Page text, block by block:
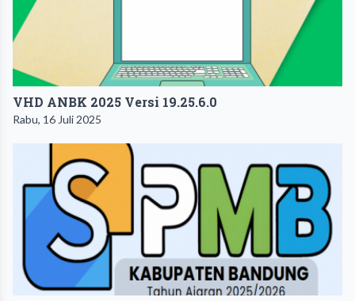
VHD ANBK 2025 Versi 19.25.6.0
Rabu, 16 Juli 2025